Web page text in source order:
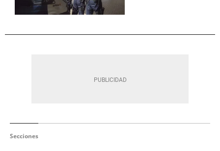
Secciones